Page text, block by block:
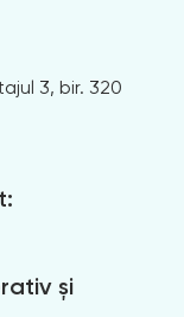
3, bir. 320
și